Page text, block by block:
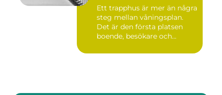
Ett trapphus är mer än några
steg mellan våningsplan.
Det är den första platsen
boende, besökare och...